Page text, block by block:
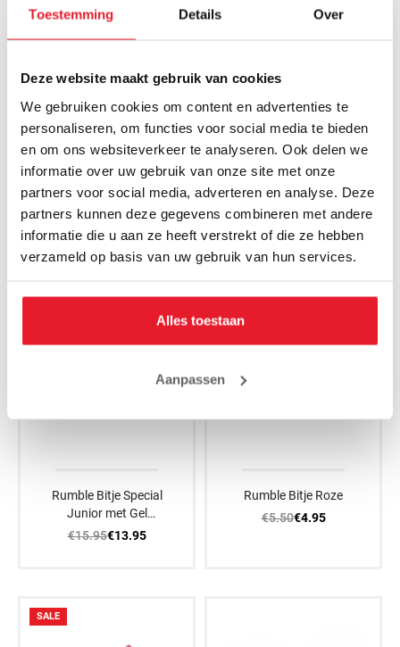
Toestemming Details Over
Deze website maakt gebruik van cookies
We gebruiken cookies om content en advertenties te
personaliseren, om functies voor social media te bieden
en om ons websiteverkeer te analyseren. Ook delen we
informatie over uw gebruik van onze site met onze
partners voor social media, adverteren en analyse. Deze
partners kunnen deze gegevens combineren met andere
informatie die u aan ze heeft verstrekt of die ze hebben
verzameld op basis van uw gebruik van hun services.
Alles toestaan
Aanpassen
Rumble Bitje Junior
Transparant
€5.00 €4.50
Rumble Bitje Junior
Roze
€5.00€4.50
Rumble Bitje Special
Junior met Gel
Groen/Zwart
€15.95€13.95
Rumble Bitje Roze
€5.50€4.95
SALE